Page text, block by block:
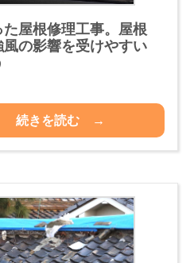
屋根修理工事。屋根
の影響を受けやすい
続きを読む →